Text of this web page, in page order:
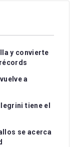
y convierte
a
tiene el
se acerca